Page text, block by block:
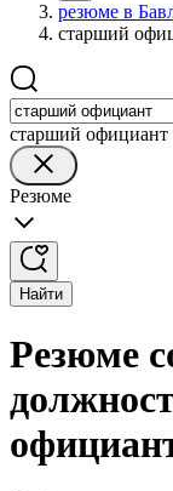
резюме в
старший
старший официант
Резюме
Найти
Резюме